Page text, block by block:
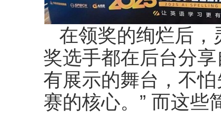
在领奖的绚烂后，
奖选手都在后台分
有展示的舞台，不
赛的核心。” 而这些